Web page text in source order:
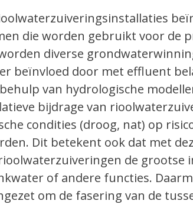
die worden gebruikt voor de
diverse
beïnvloed door met effluent
van hydrologische
bijdrage van
condities (droog, nat) op
Dit betekent ook dat met
de grootse
of andere functies.
om de fasering van de